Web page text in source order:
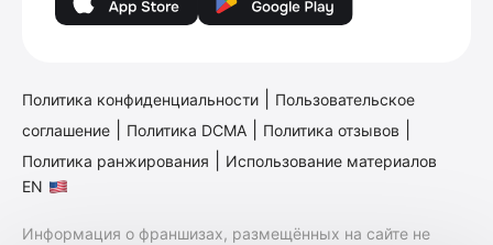
Политика конфиденциальности
Пользовательское
соглашение
Политика DCMA Политика отзывов
Политика ранжирования
Использование материалов
EN
Информация о франшизах, размещённых на сайте не